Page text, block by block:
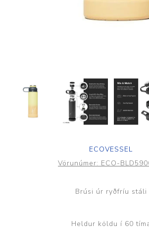
ECOVESSEL
Vörunúmer: ECO-
Brúsi úr ryðfríu stáli
Heldur köldu í 60